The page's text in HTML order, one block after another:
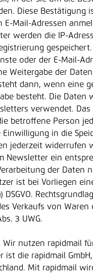
Diese Bestätigung
E-Mail-Adressen
werden die IP-
oder der E-Mail-
Weitergabe der
dann, wenn eine
besteht. Die Daten
verwendet.
betroffene Person
in die
jederzeit widerrufen
Newsletter ein
der Daten
ist bei Vorliegen
DSGVO.
Verkaufs von Waren
3 UWG.
Wir nutzen rapidmail
ist die rapidmail
Mit rapidmail